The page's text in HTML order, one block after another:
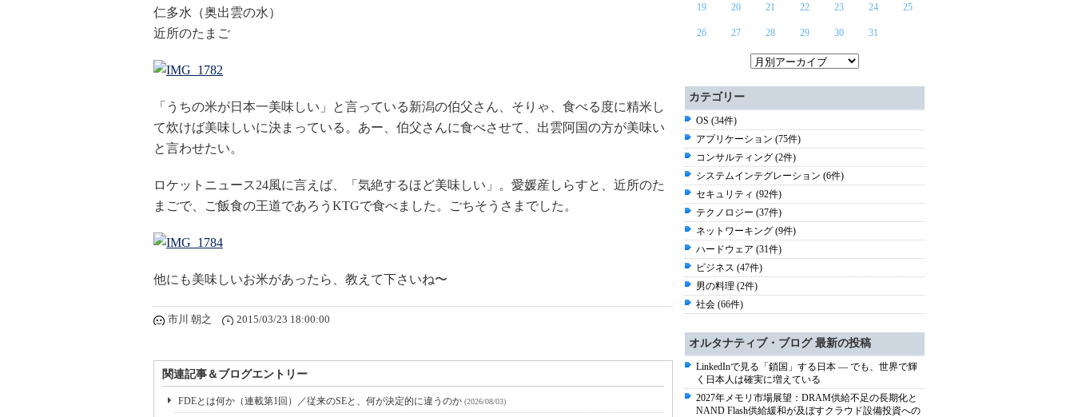
仁多水（奥出雲の水）
近所のたまご
「うちの米が日本一美味しい」と言っている新潟の伯父さん、そりゃ、食べる度に精米し
て炊けば美味しいに決まっている。あー、伯父さんに食べさせて、出雲阿国の方が美味い
と言わせたい。
ロケットニュース24風に言えば、「気絶するほど美味しい」。愛媛産しらすと、近所のた
まごで、ご飯食の王道であろうKTGで食べました。ごちそうさまでした。
他にも美味しいお米があったら、教えて下さいね〜
市川 朝之 2015/03/23 18:00:00
関連記事＆ブログエントリー
FDEとは何か（連載第1回）／従来のSEと、何が決定的に違うのか (2026/08/03)
19 20 21 22 23 24 25
26 27 28 29 30 31
カテゴリー
OS (34件)
アプリケーション (75件)
コンサルティング (2件)
システムインテグレーション (6件)
セキュリティ (92件)
テクノロジー (37件)
ネットワーキング (9件)
ハードウェア (31件)
ビジネス (47件)
男の料理 (2件)
社会 (66件)
オルタナティブ・ブログ 最新の投稿
LinkedInで見る「鎖国」する日本 ― でも、世界で輝
く日本人は確実に増えている
2027年メモリ市場展望：DRAM供給不足の長期化と
NAND Flash供給緩和が及ぼすクラウド設備投資への